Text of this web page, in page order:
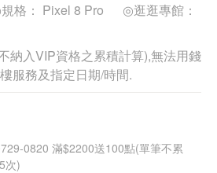
格： Pixel 8 Pro
◎逛逛專館：
納入VIP資格之累積計算),無法用錢
服務及指定日期/時間.
0820 滿$2200送100點(單筆不累
次)